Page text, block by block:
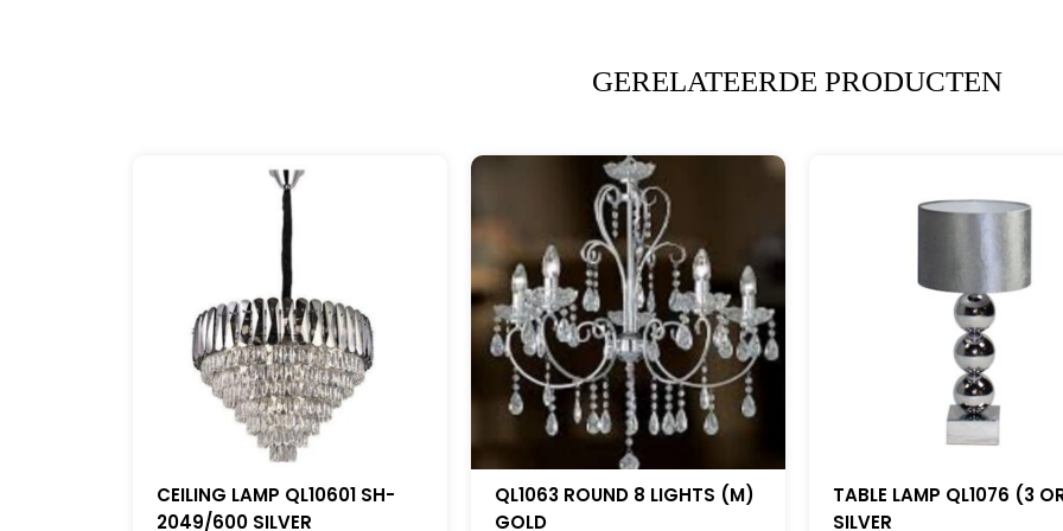
GERELATEERDE PRODUCTEN
CEILING LAMP QL10601 SH-
2049/600 SILVER
QL1063 ROUND 8 LIGHTS (M)
GOLD
TABLE LAMP QL1076 (3
SILVER